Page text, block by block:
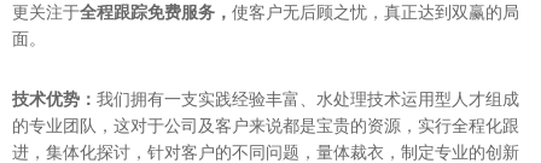
更关注于全程跟踪免费服务 ， 使客户无后顾之忧，真正达到双赢的局
面。
技术优势： 我们拥有一支实践经验丰富、水处理技术运用型人才组成
的专业团队，这对于公司及客户来说都是宝贵的资源，实行全程化跟
进，集体化探讨，针对客户的不同问题，量体裁衣，制定专业的创新